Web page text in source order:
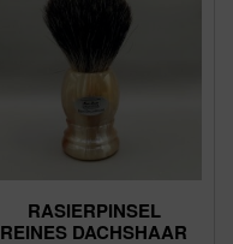
RASIERPINSEL
REINES DACHSHAAR